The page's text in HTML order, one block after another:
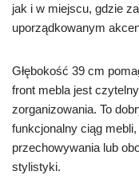
jak i w miejscu, gdzie
uporządkowanym
Głębokość 39 cm
front mebla jest
zorganizowania. To
funkcjonalny ciąg
przechowywania lub
stylistyki.